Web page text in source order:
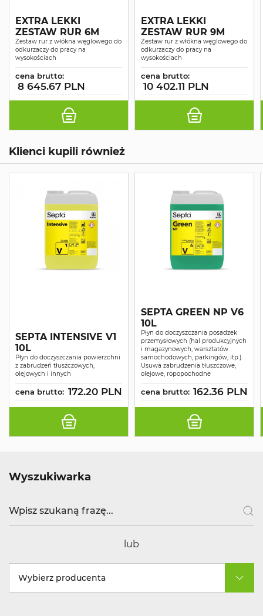
EXTRA LEKKI
ZESTAW RUR 6M
Zestaw rur z włókna węglowego do
odkurzaczy do pracy na
wysokościach
cena brutto:
8 645.67 PLN
EXTRA LEKKI
ZESTAW RUR 9M
Zestaw rur z włókna węglowego do
odkurzaczy do pracy na
wysokościach
cena brutto:
10 402.11 PLN
Klienci kupili również
SEPTA INTENSIVE V1
10L
Płyn do doczyszczania powierzchni
z zabrudzeń tłuszczowych,
olejowych i innych
cena brutto: 172.20 PLN
SEPTA GREEN NP V6
10L
Płyn do doczyszczania posadzek
przemysłowych (hal produkcyjnych
i magazynowych, warsztatów
samochodowych, parkingów, itp.).
Usuwa zabrudzenia tłuszczowe,
olejowe, ropopochodne
cena brutto: 162.36 PLN
Wyszukiwarka
lub
Wybierz producenta